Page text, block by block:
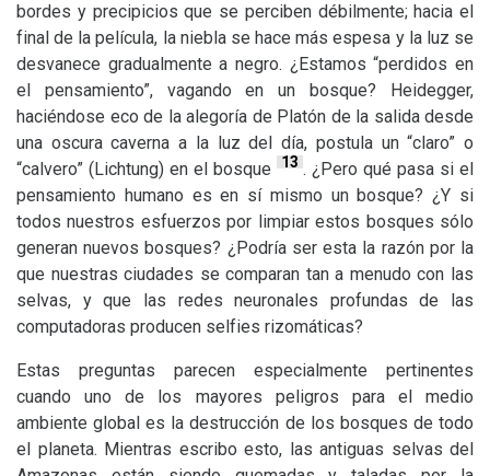
bordes y precipicios que se perciben débilmente; hacia el
final de la película, la niebla se hace más espesa y la luz se
desvanece gradualmente a negro. ¿Estamos “perdidos en
el pensamiento”, vagando en un bosque? Heidegger,
haciéndose eco de la alegoría de Platón de la salida desde
una oscura caverna a la luz del día, postula un “claro” o
“calvero” (Lichtung) en el bosque
13 . ¿Pero qué pasa si el
pensamiento humano es en sí mismo un bosque? ¿Y si
todos nuestros esfuerzos por limpiar estos bosques sólo
generan nuevos bosques? ¿Podría ser esta la razón por la
que nuestras ciudades se comparan tan a menudo con las
selvas, y que las redes neuronales profundas de las
computadoras producen selfies rizomáticas?
Estas preguntas parecen especialmente pertinentes
cuando uno de los mayores peligros para el medio
ambiente global es la destrucción de los bosques de todo
el planeta. Mientras escribo esto, las antiguas selvas del